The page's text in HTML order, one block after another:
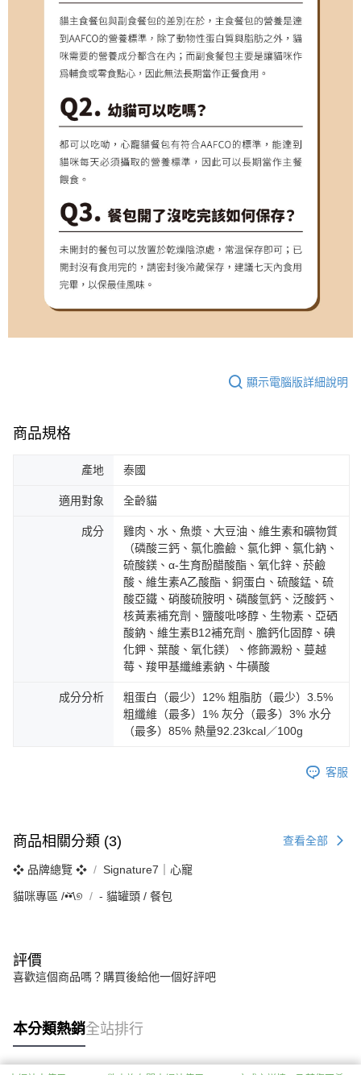
顯示電腦版詳細說明
商品規格
產地 泰國
適用對象 全齡貓
成分
雞肉、水、魚漿、大豆油、維生素和礦物質
（磷酸三鈣、氯化膽鹼、氯化鉀、氯化鈉、
硫酸鎂、α-生育酚醋酸酯、氧化鋅、菸鹼
酸、維生素A乙酸酯、銅蛋白、硫酸錳、硫
酸亞鐵、硝酸硫胺明、磷酸氫鈣、泛酸鈣、
核黃素補充劑、鹽酸吡哆醇、生物素、亞硒
酸鈉、維生素B12補充劑、膽鈣化固醇、碘
化鉀、葉酸、氧化鎂）、修飾澱粉、蔓越
莓、羧甲基纖維素鈉、牛磺酸
成分分析
粗蛋白（最少）12% 粗脂肪（最少）3.5%
粗纖維（最多）1% 灰分（最多）3% 水分
（最多）85% 熱量92.23kcal／100g
客服
商品相關分類 (3) 查看全部
❖ 品牌總覽 ❖ Signature7｜心寵
貓咪專區 /•᷅‎‎•᷄\୭ ‐ 貓罐頭 / 餐包
評價
喜歡這個商品嗎？購買後給他一個好評吧
本分類熱銷全站排行